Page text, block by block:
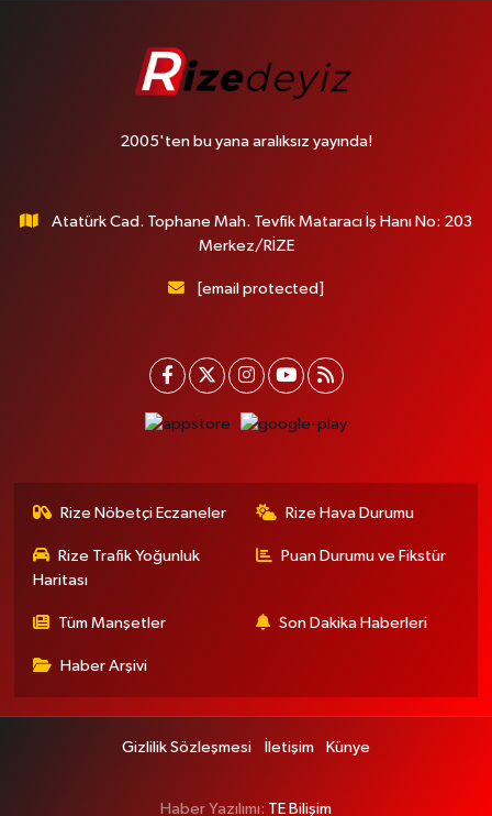
2005'ten bu yana aralıksız yayında!
Atatürk Cad. Tophane Mah. Tevfik Mataracı İş Hanı No: 203
Merkez/RİZE
[email protected]
Rize Nöbetçi Eczaneler Rize Hava Durumu
Rize Trafik Yoğunluk
Haritası
Puan Durumu ve Fikstür
Tüm Manşetler Son Dakika Haberleri
Haber Arşivi
Gizlilik Sözleşmesi İletişim Künye
Haber Yazılımı: TE Bilişim